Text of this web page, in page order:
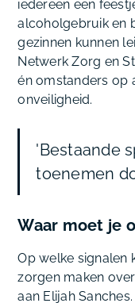
iedereen een
alcoholgebruik en
gezinnen kunnen
Netwerk Zorg en
én omstanders op
onveiligheid.
'Bestaande
toenemen
Waar moet je
Op welke signalen
zorgen maken
aan Elijah